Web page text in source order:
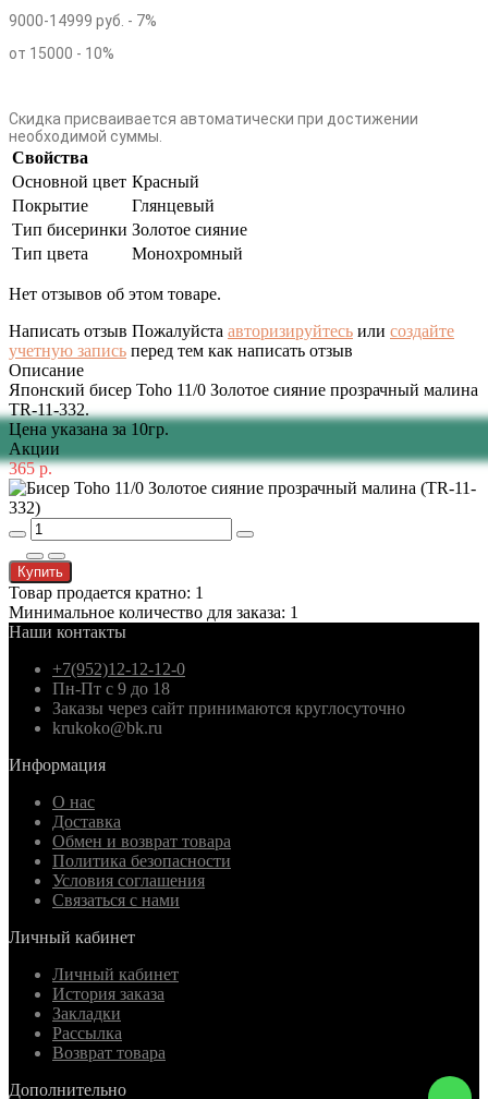
9000-14999 руб. - 7%
от 15000 - 10%
Скидка присваивается автоматически при достижении
необходимой суммы.
Свойства
Основной цвет Красный
Покрытие
Глянцевый
Тип бисеринки Золотое сияние
Тип цвета
Монохромный
Нет отзывов об этом товаре.
Написать отзыв Пожалуйста авторизируйтесь или создайте
учетную запись перед тем как написать отзыв
Описание
Японский бисер Toho 11/0 Золотое сияние прозрачный малина
TR-11-332.
Цена указана за 10гр.
Акции
365 р.
Купить
Товар продается кратно: 1
Минимальное количество для заказа: 1
Наши контакты
+7(952)12-12-12-0
Пн-Пт с 9 до 18
Заказы через сайт принимаются круглосуточно
krukoko@bk.ru
Информация
О нас
Доставка
Обмен и возврат товара
Политика безопасности
Условия соглашения
Связаться с нами
Личный кабинет
Личный кабинет
История заказа
Закладки
Рассылка
Возврат товара
Дополнительно